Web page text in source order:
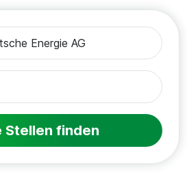
Stellen finden